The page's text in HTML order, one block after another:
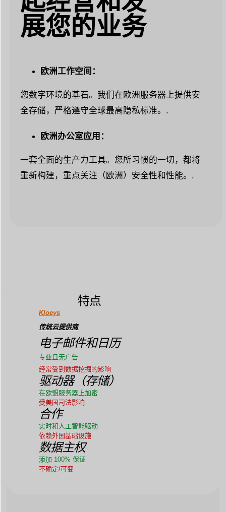
展您的业务
欧洲工作空间：
您数字环境的基石。我们在欧洲服务器上提供安
全存储，严格遵守全球最高隐私标准。.
欧洲办公室应用：
一套全面的生产力工具。您所习惯的一切，都将
重新构建，重点关注（欧洲）安全性和性能。.
特点
Kloeys
传统云提供商
电子邮件和日历
专业且无广告
经常受到数据挖掘的影响
驱动器（存储）
在欧盟服务器上加密
受美国司法影响
合作
实时和人工智能驱动
依赖外国基础设施
数据主权
添加 100% 保证
不确定/可变